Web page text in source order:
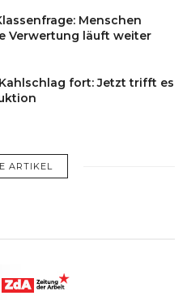
Menschen
Verwertung läuft weiter
fort: Jetzt trifft es
ARTIKEL